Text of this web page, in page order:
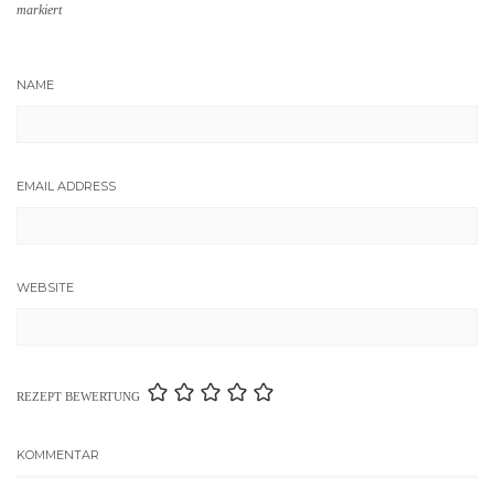
markiert
NAME
EMAIL ADDRESS
WEBSITE
REZEPT BEWERTUNG
KOMMENTAR